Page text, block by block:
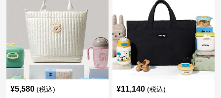
¥5,580 (税込) ¥11,140 (税込)